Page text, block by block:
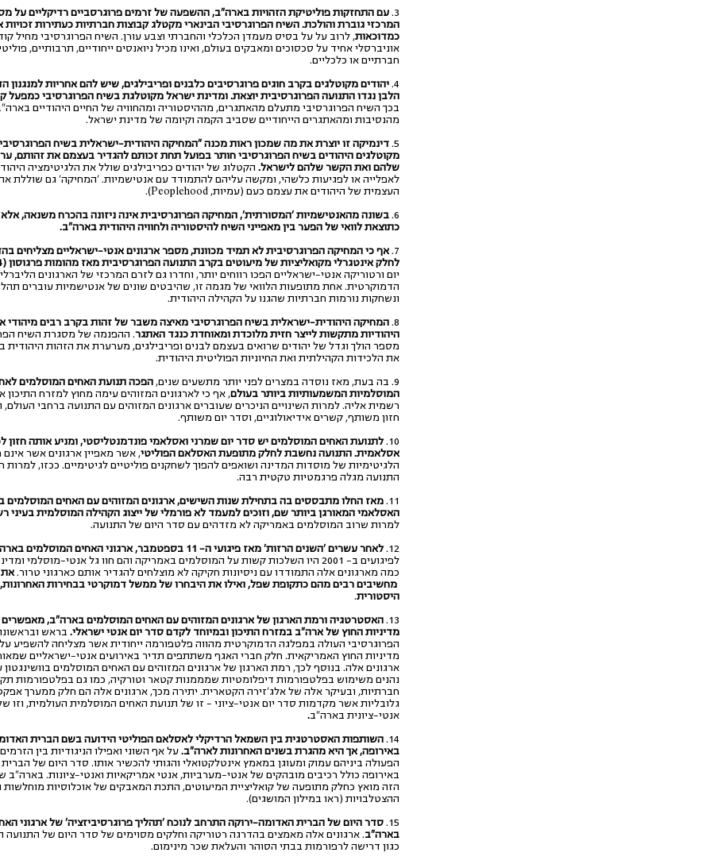
3. עם התחזקות פוליטיקת הזהויות בארה"ב, ההשפעה של זרמים פרוגרסביים רדיקליים על
המרכזי גוברת והולכת. השיח הפרוגרסיבי הבינארי מקטלג קבוצות חברתיות כעתירות זכויות
כמדוכאות, לרוב על על בסיס מעמדן הכלכלי והחברתי וצבע עורן. השיח הפרוגרסיבי מחיל
אוניברסלי אחיד על סכסוכים ומאבקים בעולם, ואינו מכיל ניואנסים ייחודיים, תרבותיים,
חברתיים או כלכליים.
4. יהודים מקוטלגים בקרב חוגים פרוגרסיבים כלבנים ופריבילגים, שיש להם אחריות למנגנון
הלבן נגדו התנועה הפרוגרסיבית יוצאת. ומדינת ישראל מקוטלגת בשיח הפרוגרסיבי כמפעל
בכך השיח הפרוגרסיבי מתעלם מהאתגרים, מההיסטוריה ומהחוויה של החיים היהודיים
מהנסיבות ומהאתגרים הייחודיים שסביב הקמה וקיומה של מדינת ישראל.
5. דינמיקה זו יוצרת את מה שמכון ראות מכנה "המחיקה היהודית-ישראלית בשיח
מקוטלגים היהודים בשיח הפרוגרסיבי חותר בפועל תחת זכותם להגדיר בעצמם את זהותם,
שלהם ואת הקשר שלהם לישראל. הקטלוג של יהודים כפריבילגים שולל את הלגיטימציה
לאפלייה או לפגיעות כלשהי, ומקשה עליהם להתמודד עם אנטישמיות. 'המחיקה' גם שוללת
העצמית של היהודים את עצמם כעם (עמיות, Peoplehood).
6. בשונה מהאנטישמיות 'המסורתית', המחיקה הפרוגרסיבית אינה ניזונה בהכרח משנאה,
כתוצאת לוואי של הפער בין מאפייני השיח להיסטוריה ולחוויה היהודית בארה"ב.
7. אף כי המחיקה הפרוגרסיבית לא תמיד מכוונת, מספר ארגונים אנטי-ישראליים מצליחים
לחלק אינטגרלי מקואליציות של מיעוטים בקרב התנועה הפרוגרסיבית מאז מהומות פרגוסון (2014).
יום ורטוריקה אנטי-ישראליים הפכו רווחים יותר, וחדרו גם לזרם המרכזי של הארגונים
הדמוקרטית. אחת מתופעות הלוואי של מגמה זו, שהיבטים שונים של אנטישמיות עוברים
ונשחקות נורמות חברתיות שהגנו על הקהילה היהודית.
8. המחיקה היהודית-ישראלית בשיח הפרוגרסיבי מאיצה משבר של זהות בקרב רבים מיהודי
היהודיות מתקשות לייצר חזית מלוכדת ומאוחדת כנגד האתגר. ההפנמה של מסגרת השיח
מספר הולך וגדל של יהודים שרואים בעצמם לבנים ופריבילגים, מערערת את הזהות
את הלכידות הקהילתית ואת החיוניות הפוליטית היהודית.
9. בה בעת, מאז נוסדה במצרים לפני יותר מתשעים שנים,
הפכה תנועת האחים המוסלמים
המוסלמיות המשמעותיות ביותר בעולם, אף כי לארגונים המזוהים עימה מחוץ למזרח התיכון
רשמית אליה. למרות השינויים הניכרים שעוברים ארגונים המזוהים עם התנועה ברחבי העולם,
חזון משותף, קשרים אידיאולוגיים, וסדר יום משותף.
10. לתנועת האחים המוסלמים יש סדר יום שמרני ואסלאמי פונדמנטליסטי, ומניע אותה חזון
אסלאמית. התנועה נחשבת לחלק מתופעת האסלאם הפוליטי, אשר מאפיין ארגונים אשר
הלגיטימיות של מוסדות המדינה ושואפים להפוך לשחקנים פוליטיים לגיטימיים. ככזו, למרות
התנועה מגלה פרגמטיות טקטית רבה.
11. מאז החלו מתבססים בה בתחילת שנות השישים, ארגונים המזוהים עם האחים המוסלמים
האסלאמי המאורגן ביותר שם, וזוכים למעמד לא פורמלי של ייצוג הקהילה המוסלמית בעיני
למרות שרוב המוסלמים באמריקה לא מזדהים עם סדר היום של התנועה.
12. לאחר עשרים 'השנים הרזות' מאז פיגועי ה- 11 בספטמבר, ארגוני האחים המוסלמים בארה"ב בשיא כוחם.
לפיגועים ב- 2001 היו השלכות קשות על המוסלמים באמריקה והם חוו גל אנטי-מוסלמי
כמה מארגונים אלה התמודדו עם ניסיונות חקיקה לא מוצלחים להגדיר אותם כארגוני טרור.את
מחשיבים רבים מהם כתקופת שפל, ואילו את היבחרו של ממשל דמוקרטי בבחירות
היסטורית.
13. האסטרטגיה ורמת הארגון של ארגונים המזוהים עם האחים המוסלמים בארה"ב,
מדיניות החוץ של ארה"ב במזרח התיכון ובמיוחד לקדם סדר יום אנטי ישראלי. בראש
הפרוגרסיבי העולה במפלגה הדמוקרטית מהווה פלטפורמה ייחודית אשר מצליחה להשפיע
מדיניות החוץ האמריקאית. חלק חברי האגף משתתפים תדיר באירועים אנטי-ישראליים
ארגונים אלה. בנוסף לכך, רמת הארגון של ארגונים המזוהים עם האחים המוסלמים
נהנים משימוש בפלטפורמות דיפלומטיות שמממנות קטאר וטורקיה, כמו גם בפלטפורמות
חברתיות, ובעיקר אלה של אלג'זירה הקטארית. יתירה מכך, ארגונים אלה הם חלק ממערך
גלובליות אשר מקדמות סדר יום אנטי-ציוני – זו של תנועת האחים המוסלמית העולמית, וזו
אנטי-ציונית בארה"ב.
14. השותפות האסטרטגית בין השמאל הרדיקלי לאסלאם הפוליטי הידועה בשם הברית
באירופה, אך היא מהגרת בשנים האחרונות לארה"ב.על אף השוני ואפילו הניגודיות בין
הפעולה ביניהם עמוק ומעוגן במאמץ אינטלקטואלי והגותי להכשיר אותו. סדר היום של
באירופה כולל רכיבים מובהקים של אנטי-מערביות, אנטי אמריקאיות ואנטי-ציונות. בארה"ב
הזה מואץ כחלק מתופעה של קואליציית המיעוטים, התכת המאבקים של אוכלוסיות מוחלשות
ההצטלבויות (ראו במילון המושגים).
15. סדר היום של הברית האדומה-ירוקה התרחב לנוכח 'תהליך פרוגרסיביזציה' של ארגוני
בארה"ב. ארגונים אלה מאמצים בהדרגה רטוריקה וחלקים מסוימים של סדר היום של התנועה
כגון דרישה לרפורמות בבתי הסוהר והעלאת שכר מינימום.